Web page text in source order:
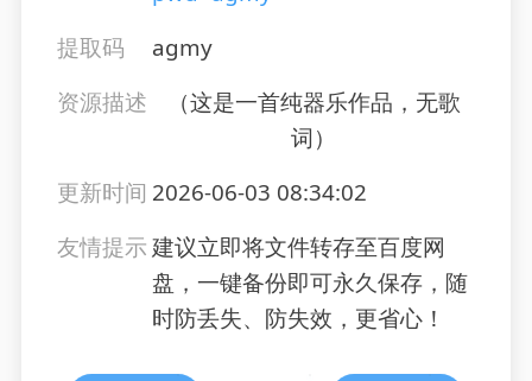
提取码
agmy
资源描述
（这是一首纯器乐作品，无歌
词）
更新时间 2026-06-03 08:34:02
友情提示建议立即将文件转存至百度网
盘，一键备份即可永久保存，随
时防丢失、防失效，更省心！